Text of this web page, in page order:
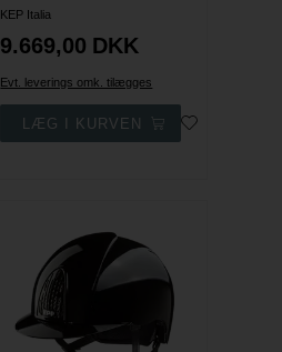
KEP Italia
9.669,00 DKK
Evt. leverings omk. tilægges